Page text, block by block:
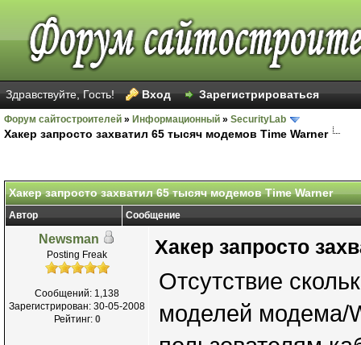
Здравствуйте, Гость! Вход Зарегистрироваться
Форум сайтостроителей » Информационный » SecurityLab
Хакер запросто захватил 65 тысяч модемов Time Warner
Хакер запросто захватил 65 тысяч модемов Time Warner
Автор Сообщение
Newsman
Posting Freak
Сообщений: 1,138
Зарегистрирован: 30-05-2008
Рейтинг: 0
Хакер запросто
Отсутствие
моделей модема/